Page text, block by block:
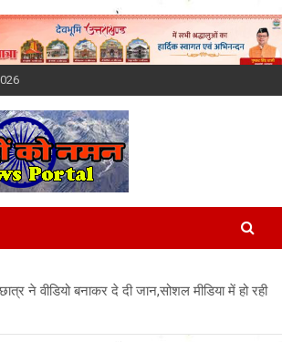
Today, Breaking
News in
ने वीडियो बनाकर दे दी जान,सोशल मीडिया में हो रही